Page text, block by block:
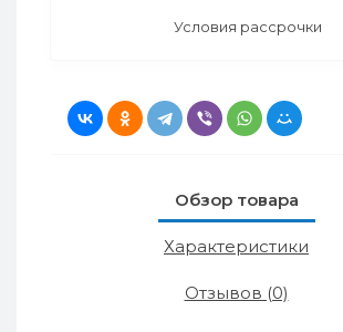
Условия рассрочки
Обзор товара
Характеристики
Отзывов (0)